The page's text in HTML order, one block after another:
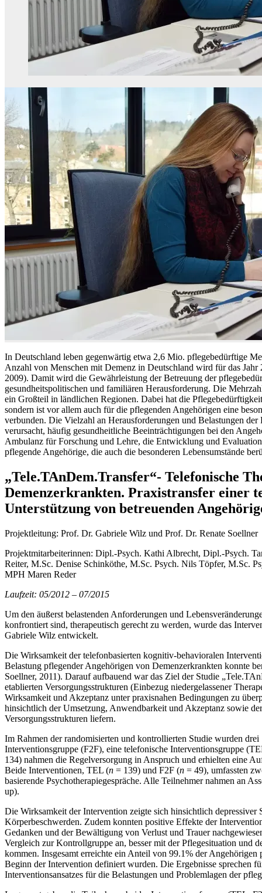
In Deutschland leben gegenwärtig etwa 2,6 Mio. pflegebedürftige
Anzahl von Menschen mit Demenz in Deutschland wird für das
2009). Damit wird die Gewährleistung der Betreuung der
gesundheitspolitischen und familiären Herausforderung. Die
ein Großteil in ländlichen Regionen. Dabei hat die
sondern ist vor allem auch für die pflegenden Angehörigen eine
verbunden. Die Vielzahl an Herausforderungen und Belastungen
verursacht, häufig gesundheitliche Beeinträchtigungen bei den
Ambulanz für Forschung und Lehre, die Entwicklung und
pflegende Angehörige, die auch die besonderen Lebensumstände
„Tele.TAnDem.Transfer“- Telefonische
Demenzerkrankten. Praxistransfer einer
Unterstützung von betreuenden
Projektleitung: Prof. Dr. Gabriele Wilz und Prof. Dr. Renate Soellner
Projektmitarbeiterinnen: Dipl.-Psych. Kathi Albrecht, Dipl.-Psych.
Reiter, M.Sc. Denise Schinköthe, M.Sc. Psych. Nils Töpfer, M.Sc.
MPH Maren Reder
Laufzeit: 05/2012 – 07/2015
Um den äußerst belastenden Anforderungen und
konfrontiert sind, therapeutisch gerecht zu werden, wurde das
Gabriele Wilz entwickelt.
Die Wirksamkeit der telefonbasierten kognitiv-behavioralen
Belastung pflegender Angehörigen von Demenzerkrankten konnte
Soellner, 2011). Darauf aufbauend war das Ziel der Studie
etablierten Versorgungsstrukturen (Einbezug niedergelassener
Wirksamkeit und Akzeptanz unter praxisnahen Bedingungen zu
hinsichtlich der Umsetzung, Anwendbarkeit und Akzeptanz sowie
Versorgungsstrukturen liefern.
Im Rahmen der randomisierten und kontrollierten Studie wurden
Interventionsgruppe (F2F), eine telefonische Interventionsgruppe
134) nahmen die Regelversorgung in Anspruch und erhielten eine
Beide Interventionen, TEL (n = 139) und F2F (n = 49), umfassten
basierende Psychotherapiegespräche. Alle Teilnehmer nahmen an
up).
Die Wirksamkeit der Intervention zeigte sich hinsichtlich
Körperbeschwerden. Zudem konnten positive Effekte der
Gedanken und der Bewältigung von Verlust und Trauer
Vergleich zur Kontrollgruppe an, besser mit der Pflegesituation und
kommen. Insgesamt erreichte ein Anteil von 99.1% der
Beginn der Intervention definiert wurden. Die Ergebnisse sprechen
Interventionsansatzes für die Belastungen und Problemlagen der